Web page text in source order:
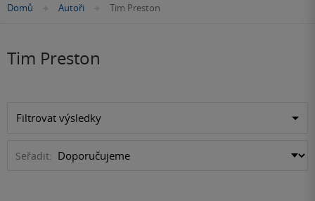
Nacházíte
Domů »Autoři »
Tim Preston
Tim Preston
Filtrovat výsledky
Seřadit: